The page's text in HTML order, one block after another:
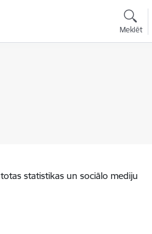
Meklēt
statistikas un sociālo mediju